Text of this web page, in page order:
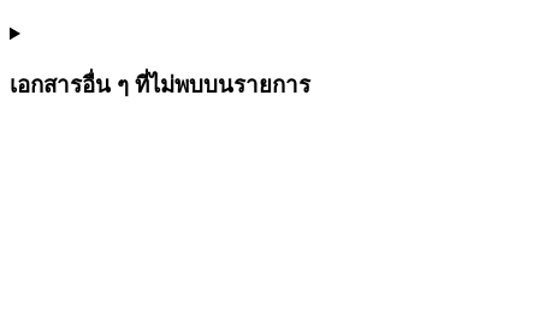
เอกสารอื่น ๆ ที่ไม่พบบนรายการ